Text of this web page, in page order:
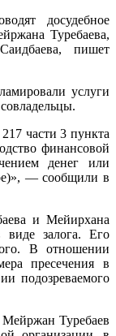
досудебное
Туребаева,
пишет
услуги
части 3 пункта
финансовой
денег или
— сообщили в
и Мейирхана
виде залога. Его
В отношении
пресечения в
подозреваемого
Туребаев